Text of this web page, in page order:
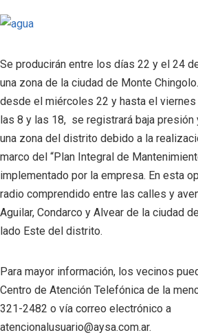
Se producirán entre los días 22 y el 24
una zona de la ciudad de Monte
desde el miércoles 22 y hasta el
las 8 y las 18, se registrará baja presión
una zona del distrito debido a la
marco del “Plan Integral de
implementado por la empresa. En esta
radio comprendido entre las calles y
Aguilar, Condarco y Alvear de la ciudad
lado Este del distrito.
Para mayor información, los vecinos
Centro de Atención Telefónica de la
321-2482 o vía correo electrónico a
atencionalusuario@aysa.com.ar.